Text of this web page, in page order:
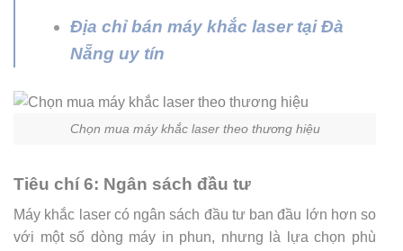
Địa chỉ bán máy khắc laser tại Đà
Nẵng uy tín
Chọn mua máy khắc laser theo thương hiệu
Tiêu chí 6: Ngân sách đầu tư
Máy khắc laser có ngân sách đầu tư ban đầu lớn hơn so
với một số dòng máy in phun, nhưng là lựa chọn phù